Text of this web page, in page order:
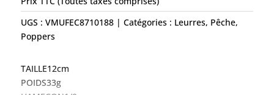
UGS : VMUFEC8710188 Catégories : Leurres, Pêche,
Poppers
TAILLE12cm
POIDS33g